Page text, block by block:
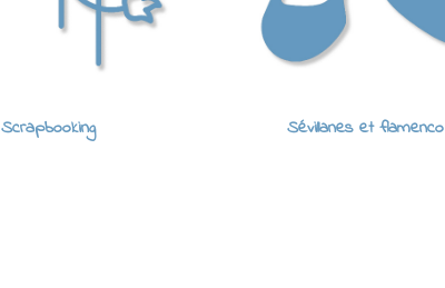
Scrapbooking Sévillanes et flamenco